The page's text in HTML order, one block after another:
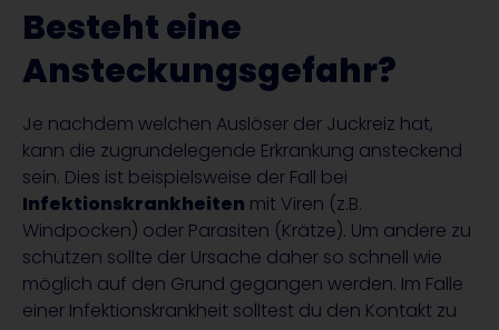
Besteht eine
Ansteckungsgefahr?
Je nachdem welchen Auslöser der Juckreiz hat,
kann die zugrundelegende Erkrankung ansteckend
sein. Dies ist beispielsweise der Fall bei
Infektionskrankheiten mit Viren (z.B.
Windpocken) oder Parasiten (Krätze). Um andere zu
schützen sollte der Ursache daher so schnell wie
möglich auf den Grund gegangen werden. Im Falle
einer Infektionskrankheit solltest du den Kontakt zu